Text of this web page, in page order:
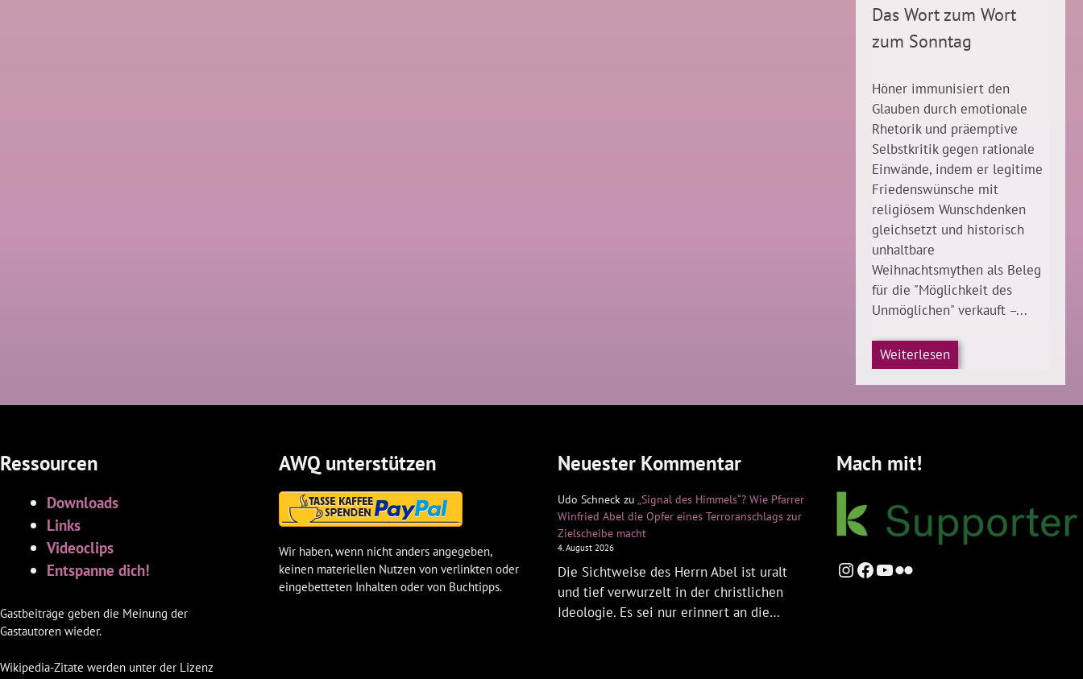
Das Wort zum Wort
zum Sonntag
Höner immunisiert den
Glauben durch emotionale
Rhetorik und präemptive
Selbstkritik gegen rationale
Einwände, indem er legitime
Friedenswünsche mit
religiösem Wunschdenken
gleichsetzt und historisch
unhaltbare
Weihnachtsmythen als Beleg
für die "Möglichkeit des
Unmöglichen" verkauft –...
Weiterlesen
Ressourcen
Downloads
Links
Videoclips
Entspanne dich!
Gastbeiträge geben die Meinung der
Gastautoren wieder.
Wikipedia-Zitate werden unter der Lizenz
AWQ unterstützen
Wir haben, wenn nicht anders angegeben,
keinen materiellen Nutzen von verlinkten oder
eingebetteten Inhalten oder von Buchtipps.
Neuester Kommentar
Udo Schneck zu „Signal des Himmels“? Wie Pfarrer
Winfried Abel die Opfer eines Terroranschlags zur
Zielscheibe macht
4. August 2026
Die Sichtweise des Herrn Abel ist uralt
und tief verwurzelt in der christlichen
Ideologie. Es sei nur erinnert an die…
Mach mit!
Instagram
Facebook
YouTube
Flickr